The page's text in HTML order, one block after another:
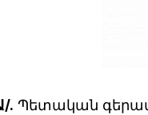
. Պետական